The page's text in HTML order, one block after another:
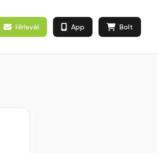
Hírlevél App Bolt